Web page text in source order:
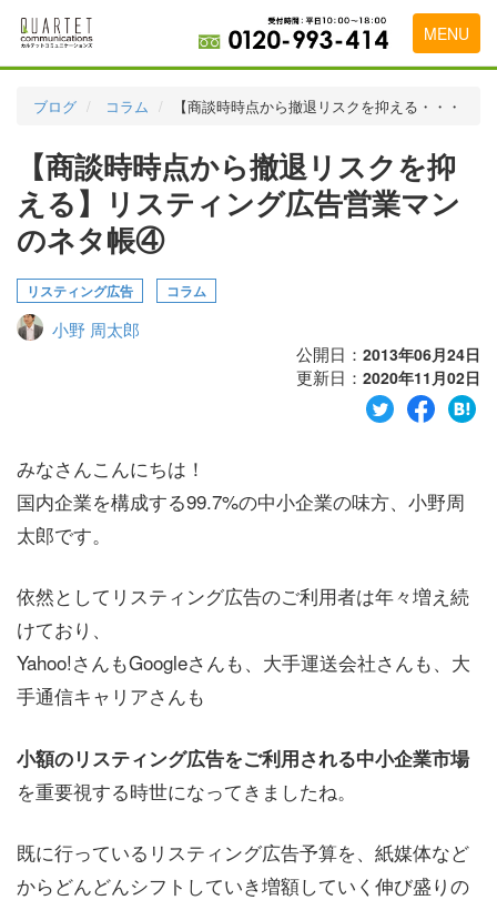
MENU
実績・お客様の声
初めて導入をお考えの方
広告代理店・HP制作会社様へ
ブログ コラム 【商談時時点から撤退リスクを抑える・・・
【商談時時点から撤退リスクを抑
える】リスティング広告営業マン
のネタ帳④
リスティング広告 コラム
小野 周太郎
公開日： 2013年06月24日
更新日： 2020年11月02日
みなさんこんにちは！
国内企業を構成する99.7%の中小企業の味方、小野周
太郎です。
依然としてリスティング広告のご利用者は年々増え続
けており、
Yahoo!さんもGoogleさんも、大手運送会社さんも、大
手通信キャリアさんも
小額のリスティング広告をご利用される中小企業市場
を重要視する時世になってきましたね。
既に行っているリスティング広告予算を、紙媒体など
からどんどんシフトしていき増額していく伸び盛りの